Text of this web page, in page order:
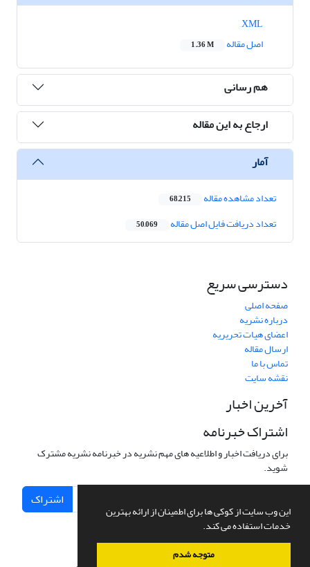
این وب سایت از کوکی ها برای اطمینان از ارائه بهترین
خدمات استفاده می کند.
متوجه شدم
اصل مقاله
1.36 M
هم رسانی
ارجاع به این مقاله
آمار
تعداد مشاهده مقاله 68,215
تعداد دریافت فایل اصل مقاله 50,069
دسترسی سریع
صفحه اصلی
درباره نشریه
اعضای هیات تحریریه
ارسال مقاله
تماس با ما
نقشه سایت
آخرین اخبار
اشتراک خبرنامه
برای دریافت اخبار و اطلاعیه های مهم نشریه در خبرنامه نشریه مشترک
شوید.
اشتراک